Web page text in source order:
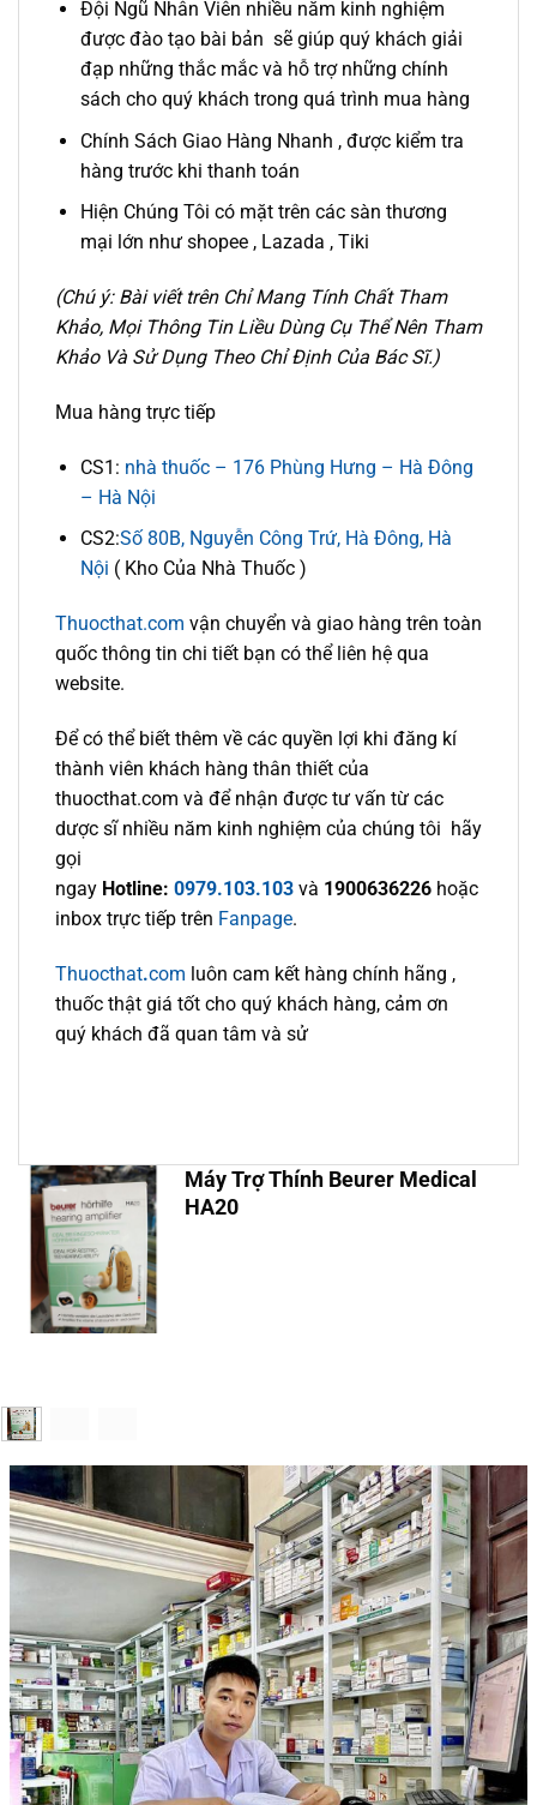
Đội Ngũ Nhân Viên nhiều năm kinh nghiệm
được đào tạo bài bản sẽ giúp quý khách giải
đạp những thắc mắc và hỗ trợ những chính
sách cho quý khách trong quá trình mua hàng
Chính Sách Giao Hàng Nhanh , được kiểm tra
hàng trước khi thanh toán
Hiện Chúng Tôi có mặt trên các sàn thương
mại lớn như shopee , Lazada , Tiki
(Chú ý: Bài viết trên Chỉ Mang Tính Chất Tham
Khảo, Mọi Thông Tin Liều Dùng Cụ Thể Nên Tham
Khảo Và Sử Dụng Theo Chỉ Định Của Bác Sĩ.)
Mua hàng trực tiếp
CS1: nhà thuốc – 176 Phùng Hưng – Hà Đông
– Hà Nội
CS2:Số 80B, Nguyễn Công Trứ, Hà Đông, Hà
Nội ( Kho Của Nhà Thuốc )
Thuocthat.com vận chuyển và giao hàng trên toàn
quốc thông tin chi tiết bạn có thể liên hệ qua
website.
Để có thể biết thêm về các quyền lợi khi đăng kí
thành viên khách hàng thân thiết của
thuocthat.com và để nhận được tư vấn từ các
dược sĩ nhiều năm kinh nghiệm của chúng tôi hãy
gọi
ngay Hotline: 0979.103.103 và 1900636226 hoặc
inbox trực tiếp trên Fanpage.
Thuocthat.com luôn cam kết hàng chính hãng ,
thuốc thật giá tốt cho quý khách hàng, cảm ơn
quý khách đã quan tâm và sử
Máy Trợ Thính Beurer Medical
HA20